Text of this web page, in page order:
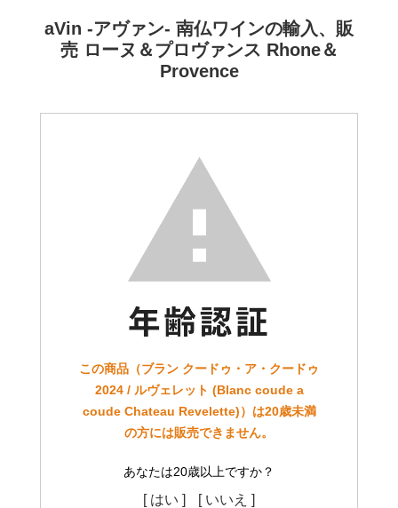
aVin -アヴァン- 南仏ワインの輸入、販
売 ローヌ＆プロヴァンス Rhone＆
Provence
この商品（ブラン クードゥ・ア・クードゥ
2024 / ルヴェレット (Blanc coude a
coude Chateau Revelette)）は20歳未満
の方には販売できません。
あなたは20歳以上ですか？
[ はい ] [ いいえ ]